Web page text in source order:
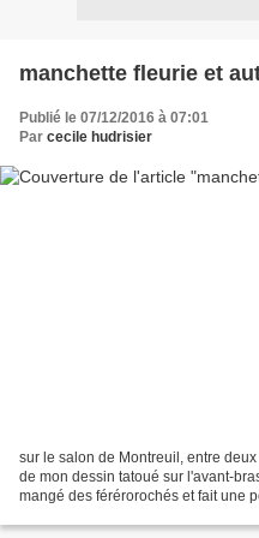
manchette fleurie et
Publié le 07/12/2016 à 07:01
Par cecile hudrisier
sur le salon de Montreuil, entre
de mon dessin tatoué sur l'avant-
mangé des férérorochés et fait une